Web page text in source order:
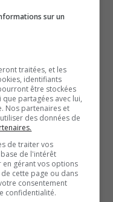
sur un
traitées, et les
identifiants
être stockées
partagées avec lui,
Nos partenaires et
des données de
de traiter vos
de l'intérêt
en gérant vos options
cette page ou dans
consentement
confidentialité.